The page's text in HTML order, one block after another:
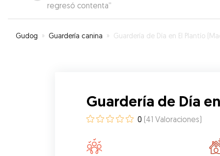
regresó contenta”
Gudog » Guardería canina » Guardería de Día en El Plantío
Guardería de Día
0 (41 Valoraciones)